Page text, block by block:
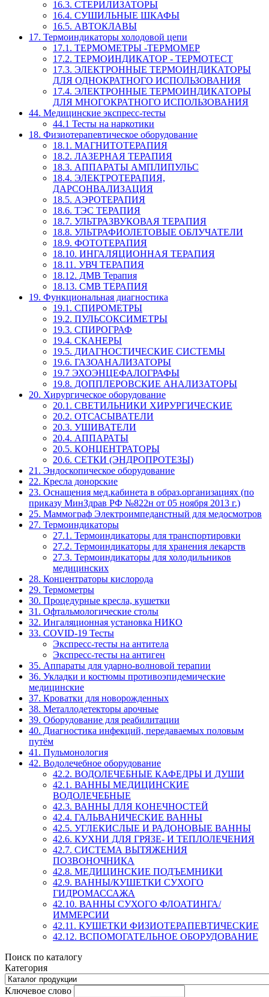
16.3. СТЕРИЛИЗАТОРЫ
16.4. СУШИЛЬНЫЕ ШКАФЫ
16.5. АВТОКЛАВЫ
17. Термоиндикаторы холодовой цепи
17.1. ТЕРМОМЕТРЫ -ТЕРМОМЕР
17.2. ТЕРМОИНДИКАТОР - ТЕРМОТЕСТ
17.3. ЭЛЕКТРОННЫЕ ТЕРМОИНДИКАТОРЫ
ДЛЯ ОДНОКРАТНОГО ИСПОЛЬЗОВАНИЯ
17.4. ЭЛЕКТРОННЫЕ ТЕРМОИНДИКАТОРЫ
ДЛЯ МНОГОКРАТНОГО ИСПОЛЬЗОВАНИЯ
44. Медицинские экспресс-тесты
44.1 Тесты на наркотики
18. Физиотерапевтическое оборудование
18.1. МАГНИТОТЕРАПИЯ
18.2. ЛАЗЕРНАЯ ТЕРАПИЯ
18.3. АППАРАТЫ АМПЛИПУЛЬС
18.4. ЭЛЕКТРОТЕРАПИЯ,
ДАРСОНВАЛИЗАЦИЯ
18.5. АЭРОТЕРАПИЯ
18.6. ТЭС ТЕРАПИЯ
18.7. УЛЬТРАЗВУКОВАЯ ТЕРАПИЯ
18.8. УЛЬТРАФИОЛЕТОВЫЕ ОБЛУЧАТЕЛИ
18.9. ФОТОТЕРАПИЯ
18.10. ИНГАЛЯЦИОННАЯ ТЕРАПИЯ
18.11. УВЧ ТЕРАПИЯ
18.12. ДМВ Терапия
18.13. СМВ ТЕРАПИЯ
19. Функциональная диагностика
19.1. СПИРОМЕТРЫ
19.2. ПУЛЬСОКСИМЕТРЫ
19.3. СПИРОГРАФ
19.4. СКАНЕРЫ
19.5. ДИАГНОСТИЧЕСКИЕ СИСТЕМЫ
19.6. ГАЗОАНАЛИЗАТОРЫ
19.7 ЭХОЭНЦЕФАЛОГРАФЫ
19.8. ДОППЛЕРОВСКИЕ АНАЛИЗАТОРЫ
20. Хирургическое оборудование
20.1. СВЕТИЛЬНИКИ ХИРУРГИЧЕСКИЕ
20.2. ОТСАСЫВАТЕЛИ
20.3. УШИВАТЕЛИ
20.4. АППАРАТЫ
20.5. КОНЦЕНТРАТОРЫ
20.6. СЕТКИ (ЭНДРОПРОТЕЗЫ)
21. Эндоскопическое оборудование
22. Кресла донорские
23. Оснащения мед.кабинета в образ.организациях (по
приказу МинЗдрав РФ №822н от 05 ноября 2013 г.)
25. Маммограф Электроимпеданстный для медосмотров
27. Термоиндикаторы
27.1. Термоиндикаторы для транспортировки
27.2. Термоиндикаторы для хранения лекарств
27.3. Термоиндикаторы для холодильников
медицинских
28. Концентраторы кислорода
29. Термометры
30. Процедурные кресла, кушетки
31. Офтальмологические столы
32. Ингаляционная установка НИКО
33. COVID-19 Тесты
Экспресс-тесты на антитела
Экспресс-тесты на антиген
35. Аппараты для ударно-волновой терапии
36. Укладки и костюмы противоэпидемические
медицинские
37. Кроватки для новорожденных
38. Металлодетекторы арочные
39. Оборудование для реабилитации
40. Диагностика инфекций, передаваемых половым
путём
41. Пульмонология
42. Водолечебное оборудование
42.2. ВОДОЛЕЧЕБНЫЕ КАФЕДРЫ И ДУШИ
42.1. ВАННЫ МЕДИЦИНСКИЕ
ВОДОЛЕЧЕБНЫЕ
42.3. ВАННЫ ДЛЯ КОНЕЧНОСТЕЙ
42.4. ГАЛЬВАНИЧЕСКИЕ ВАННЫ
42.5. УГЛЕКИСЛЫЕ И РАДОНОВЫЕ ВАННЫ
42.6. КУХНИ ДЛЯ ГРЯЗЕ- И ТЕПЛОЛЕЧЕНИЯ
42.7. СИСТЕМА ВЫТЯЖЕНИЯ
ПОЗВОНОЧНИКА
42.8. МЕДИЦИНСКИЕ ПОДЪЕМНИКИ
42.9. ВАННЫ/КУШЕТКИ СУХОГО
ГИДРОМАССАЖА
42.10. ВАННЫ СУХОГО ФЛОАТИНГА/
ИММЕРСИИ
42.11. КУШЕТКИ ФИЗИОТЕРАПЕВТИЧЕСКИЕ
42.12. ВСПОМОГАТЕЛЬНОЕ ОБОРУДОВАНИЕ
Поиск по каталогу
Категория
Ключевое слово